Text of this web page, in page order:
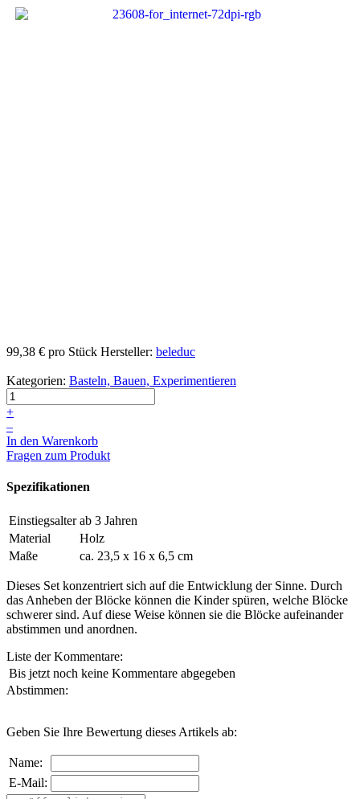
99,38 € pro Stück Hersteller: beleduc
Kategorien: Basteln, Bauen, Experimentieren
+
–
In den Warenkorb
Fragen zum Produkt
Spezifikationen
Einstiegsalter ab 3 Jahren
Material
Holz
Maße
ca. 23,5 x 16 x 6,5 cm
Dieses Set konzentriert sich auf die Entwicklung der Sinne. Durch
das Anheben der Blöcke können die Kinder spüren, welche Blöcke
schwerer sind. Auf diese Weise können sie die Blöcke aufeinander
abstimmen und anordnen.
Liste der Kommentare:
Bis jetzt noch keine Kommentare abgegeben
Abstimmen:
Geben Sie Ihre Bewertung dieses Artikels ab:
Name:
E-Mail: